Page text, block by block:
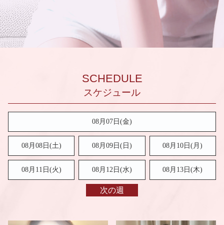
SCHEDULE
08月07日(金)
08月08日(土) 08月09日(日 ) 08月10日(月)
08月11日(火) 08月12日(水) 08月13日(木)
次の週